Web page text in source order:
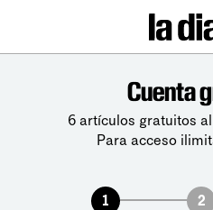
Cuenta
6 artículos gratuitos
Para acceso
1 2